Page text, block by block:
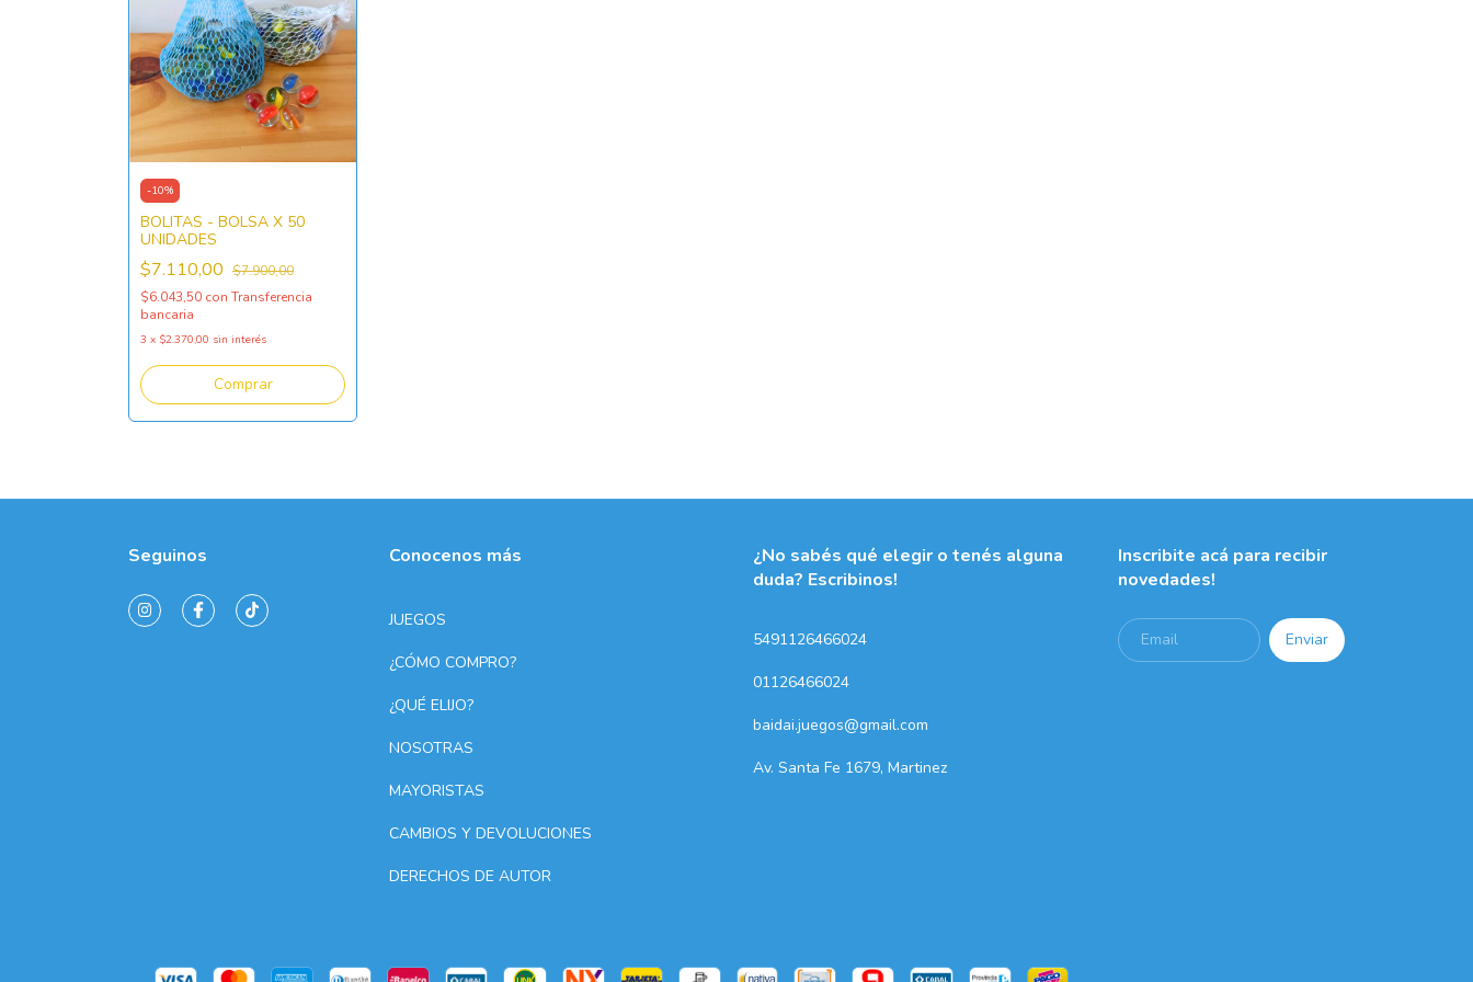
-10%
BOLITAS - BOLSA X 50
UNIDADES
$7.110,00 $7.900,00
$6.043,50 con Transferencia
bancaria
3 x $2.370,00 sin interés
Seguinos Conocenos más
JUEGOS
¿CÓMO COMPRO?
¿QUÉ ELIJO?
NOSOTRAS
MAYORISTAS
CAMBIOS Y DEVOLUCIONES
DERECHOS DE AUTOR
¿No sabés qué elegir o tenés alguna
duda? Escribinos!
5491126466024
01126466024
baidai.juegos@gmail.com
Av. Santa Fe 1679, Martinez
Inscribite acá para recibir
novedades!